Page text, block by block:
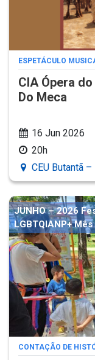
ESPETÁCULO
CIA Ópera
Do Meca
16 Jun 2026
20h
CEU Butantã
JUNHO – 2026
LGBTQIANP+
CONTAÇÃO DE